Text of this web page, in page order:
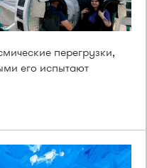
перегрузки,
его испытают